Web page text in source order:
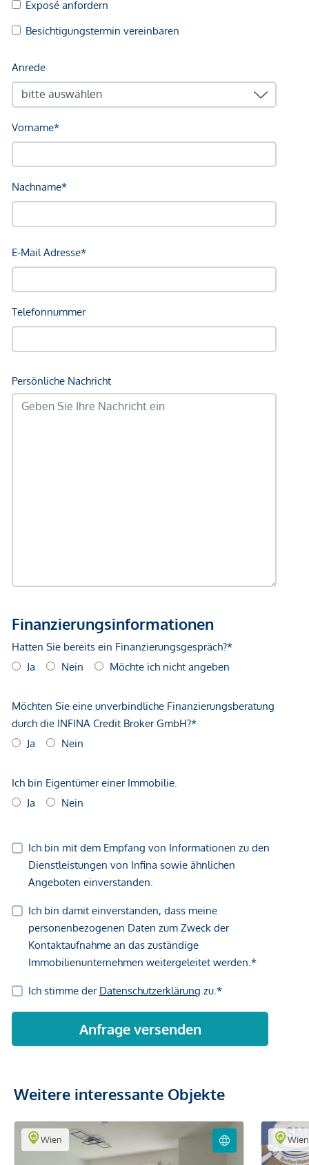
Polizei <500m
Bus <250m
U-Bahn <500m
Straßenbahn <250m
Autobahnanschluss <2.500m
Angaben Entfernung Luftlinie / Quelle: OpenStreetMap
GmbH zustande. Das Objekt wird von einem externen
gemachten Angaben und Informationen lediglich
unverbindliche Vorabinformationen sind und daher ohne
Gewähr erfolgen. Der Vermittler ist als Doppelmakler tätig.
Weitere interessante Objekte
Wien Wien